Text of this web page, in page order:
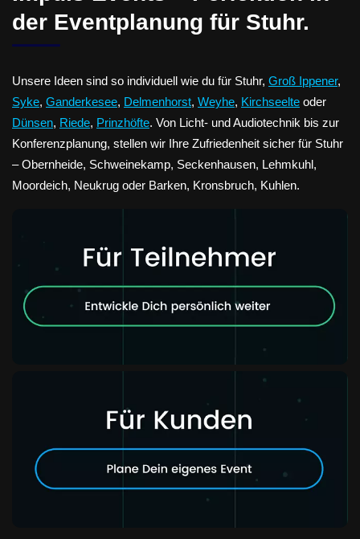
der Eventplanung für Stuhr.
Unsere Ideen sind so individuell wie du für Stuhr, Groß Ippener,
Syke, Ganderkesee, Delmenhorst, Weyhe, Kirchseelte oder
Dünsen, Riede, Prinzhöfte. Von Licht- und Audiotechnik bis zur
Konferenzplanung, stellen wir Ihre Zufriedenheit sicher für Stuhr
– Obernheide, Schweinekamp, Seckenhausen, Lehmkuhl,
Moordeich, Neukrug oder Barken, Kronsbruch, Kuhlen.